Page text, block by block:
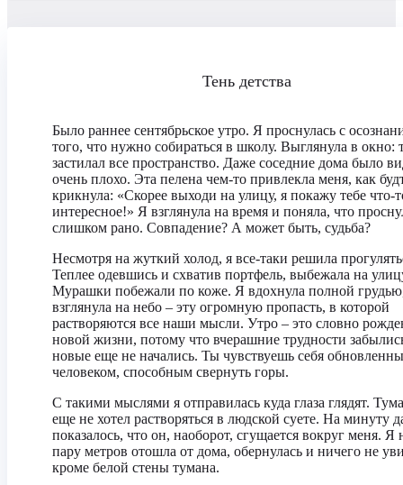
Тень детства
Было раннее сентябрьское утро. Я проснулась с
того, что нужно собираться в школу. Выглянула в окно:
застилал все пространство. Даже соседние дома было
очень плохо. Эта пелена чем-то привлекла меня, как
крикнула: «Скорее выходи на улицу, я покажу тебе что-
интересное!» Я взглянула на время и поняла, что
слишком рано. Совпадение? А может быть, судьба?
Несмотря на жуткий холод, я все-таки решила
Теплее одевшись и схватив портфель, выбежала на
Мурашки побежали по коже. Я вдохнула полной
взглянула на небо – эту огромную пропасть, в которой
растворяются все наши мысли. Утро – это словно
новой жизни, потому что вчерашние трудности
новые еще не начались. Ты чувствуешь себя
человеком, способным свернуть горы.
С такими мыслями я отправилась куда глаза глядят.
еще не хотел растворяться в людской суете. На минуту
показалось, что он, наоборот, сгущается вокруг меня. Я
пару метров отошла от дома, обернулась и ничего не
кроме белой стены тумана.